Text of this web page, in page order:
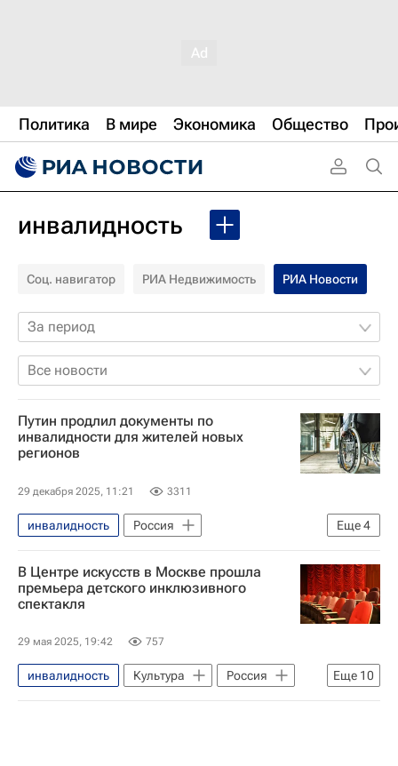
Политика В мире Экономика Общество
инвалидность
Соц. навигатор РИА Недвижимость РИА Новости
За период
Все новости
Путин продлил документы по
инвалидности для жителей новых
регионов
29 декабря 2025, 11:21 3311
Еще4
инвалидность
Россия
Донецкая Народная Республика
Луганская Народная Республика
Владимир Путин
В Центре искусств в Москве прошла
премьера детского инклюзивного
спектакля
29 мая 2025, 19:42 757
Еще 10
инвалидность Культура
Россия
Москва
Денис Майданов